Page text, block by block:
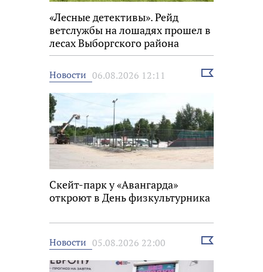
«Лесные детективы». Рейд
ветслужбы на лошадях прошел в
лесах Выборгского района
Новости 06.08.2026 12:11
Выбрать
Скейт-парк у «Авангарда»
откроют в День физкультурника
Новости 05.08.2026 22:00
Выбрать